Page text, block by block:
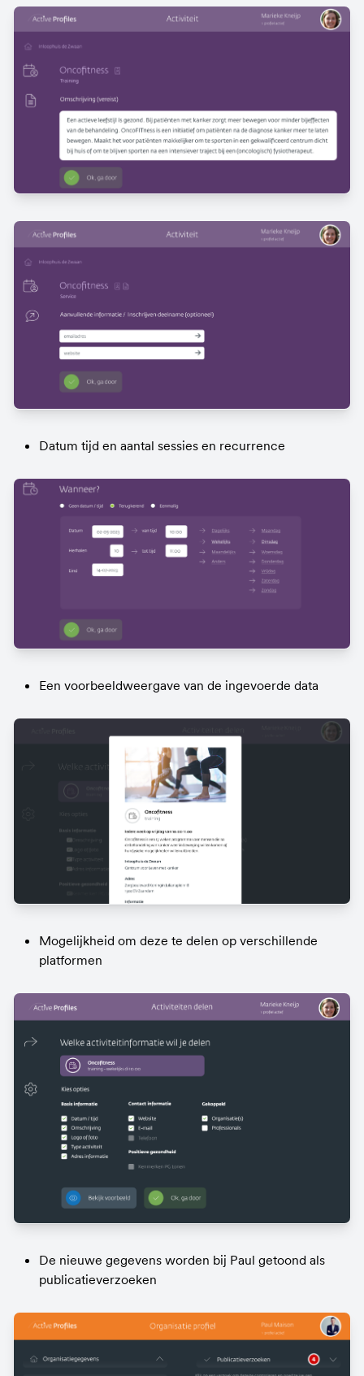
Datum tijd en aantal sessies en recurrence
Een voorbeeldweergave van de ingevoerde data
Mogelijkheid om deze te delen op verschillende
platformen
De nieuwe gegevens worden bij Paul getoond als
publicatieverzoeken